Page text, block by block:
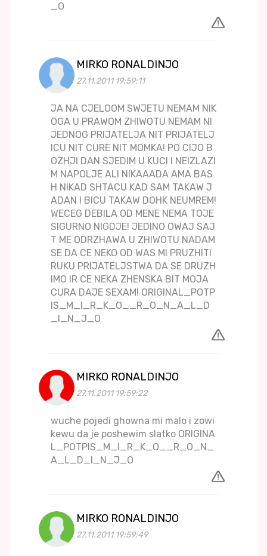
_O
MIRKO RONALDINJO
27.11.2011 19:59:11
JA NA CJELOOM SWJETU NEMAM NIK
OGA U PRAWOM ZHIWOTU NEMAM NI
JEDNOG PRIJATELJA NIT PRIJATELJ
ICU NIT CURE NIT MOMKA! PO CIJO B
OZHJI DAN SJEDIM U KUCI I NEIZLAZI
M NAPOLJE ALI NIKAAADA AMA BAS
H NIKAD SHTACU KAD SAM TAKAW J
ADAN I BICU TAKAW DOHK NEUMREM!
WECEG DEBILA OD MENE NEMA TOJE
SIGURNO NIGDJE! JEDINO OWAJ SAJ
T ME ODRZHAWA U ZHIWOTU NADAM
SE DA CE NEKO OD WAS MI PRUZHITI
RUKU PRIJATELJSTWA DA SE DRUZH
IMO IR CE NEKA ZHENSKA BIT MOJA
CURA DAJE SEXAM! ORIGINAL_POTP
IS_M_I_R_K_O__R_O_N_A_L_D
_I_N_J_O
MIRKO RONALDINJO
27.11.2011 19:59:22
wuche pojedi ghowna mi malo i zowi
kewu da je poshewim slatko ORIGINA
L_POTPIS_M_I_R_K_O__R_O_N_
A_L_D_I_N_J_O
MIRKO RONALDINJO
27.11.2011 19:59:49